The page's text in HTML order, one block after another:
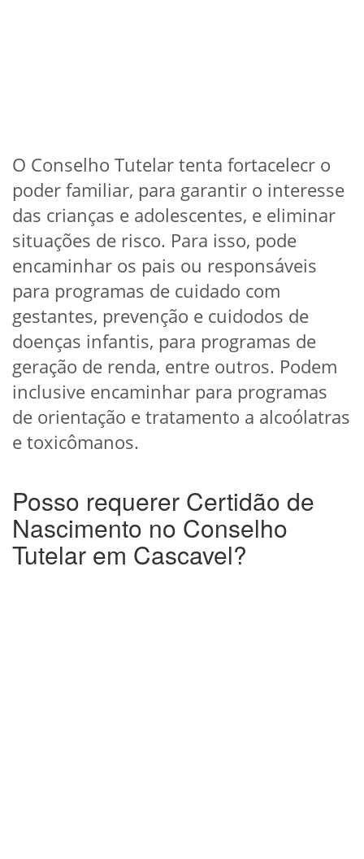
O Conselho Tutelar tenta fortacelecr o
poder familiar, para garantir o interesse
das crianças e adolescentes, e eliminar
situações de risco. Para isso, pode
encaminhar os pais ou responsáveis
para programas de cuidado com
gestantes, prevenção e cuidodos de
doenças infantis, para programas de
geração de renda, entre outros. Podem
inclusive encaminhar para programas
de orientação e tratamento a alcoólatras
e toxicômanos.
Posso requerer Certidão de
Nascimento no Conselho
Tutelar em Cascavel?